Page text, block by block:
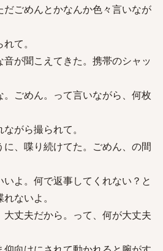
ごめんとかなんか色々言いなが
て。
が聞こえてきた。携帯のシャッ
ごめん。って言いながら、何枚
がら撮られて。
、喋り続けてた。ごめん、の間
よ。何で返事してくれない？と
ないよ。
丈夫だから。って、何が大丈夫